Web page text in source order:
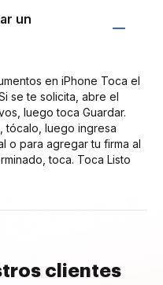
un
en iPhone Toca el
se te solicita, abre el
luego toca Guardar.
tócalo, luego ingresa
o para agregar tu firma al
toca. Toca Listo
clientes